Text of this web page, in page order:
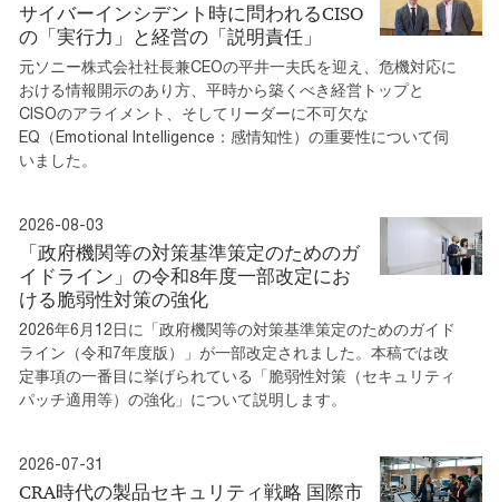
サイバーインシデント時に問われるCISO
の「実行力」と経営の「説明責任」
元ソニー株式会社社長兼CEOの平井一夫氏を迎え、危機対応に
おける情報開示のあり方、平時から築くべき経営トップと
CISOのアライメント、そしてリーダーに不可欠な
EQ（Emotional Intelligence：感情知性）の重要性について伺
いました。
2026-08-03
「政府機関等の対策基準策定のためのガ
イドライン」の令和8年度一部改定にお
ける脆弱性対策の強化
2026年6月12日に「政府機関等の対策基準策定のためのガイド
ライン（令和7年度版）」が一部改定されました。本稿では改
定事項の一番目に挙げられている「脆弱性対策（セキュリティ
パッチ適用等）の強化」について説明します。
2026-07-31
CRA時代の製品セキュリティ戦略 国際市